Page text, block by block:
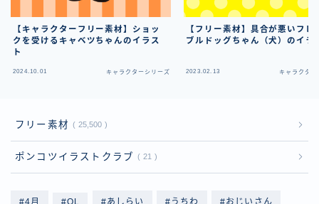
【キャラクターフリー素材】ショッ
クを受けるキャベツちゃんのイラス
ト
2024.10.01 キャラクターシリーズ
【フリー素材】具合が悪いフレ
ブルドッグちゃん（犬）のイラ
2023.02.13 キャラクター
フリー素材 25,500
ポンコツイラストクラブ 21
4月 OL あしらい うちわ おじいさん